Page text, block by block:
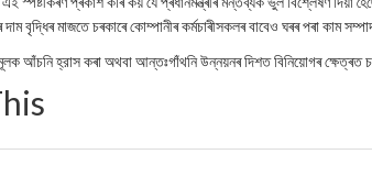
বৃদ্ধিৰ মাজতে চৰকাৰে কোম্পানীৰ কৰ্মচাৰীসকলৰ বাবেও ঘৰৰ পৰা কাম
আঁচনি হ্রাস কৰা অথবা আন্তঃগাঁথনি উন্নয়নৰ দিশত বিনিয়োগৰ ক্ষেত্ৰত